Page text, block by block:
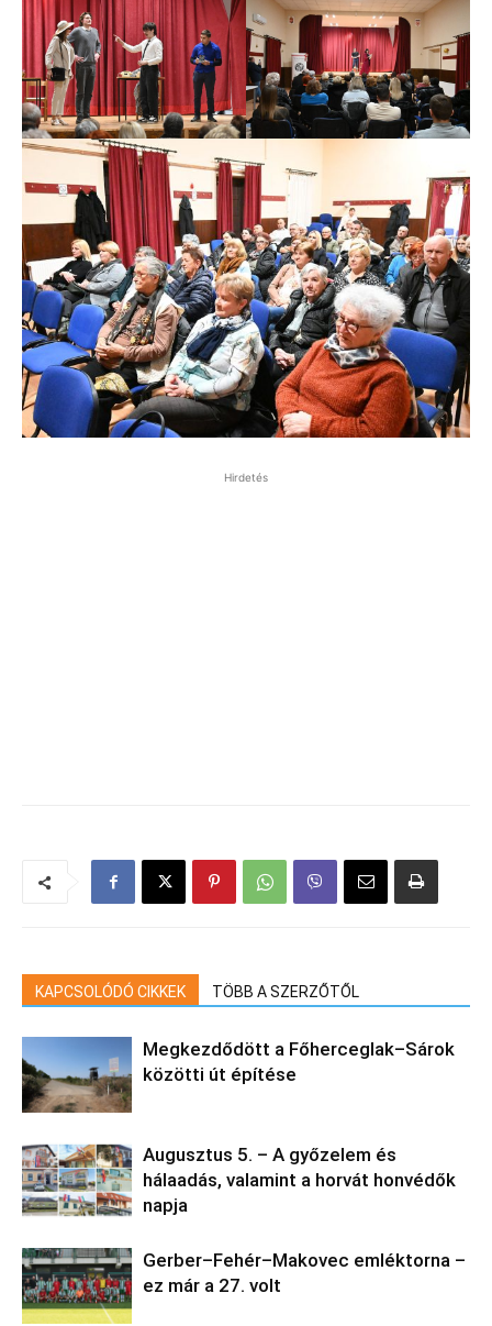
Hirdetés
KAPCSOLÓDÓ CIKKEK TÖBB A SZERZŐTŐL
Megkezdődött a Főherceglak–Sárok
közötti út építése
Augusztus 5. – A győzelem és
hálaadás, valamint a horvát honvédők
napja
Gerber–Fehér–Makovec emléktorna –
ez már a 27. volt